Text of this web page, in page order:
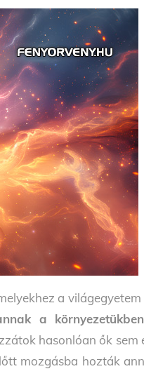
a
a
hasonlóan ők sem
mozgásba hozták